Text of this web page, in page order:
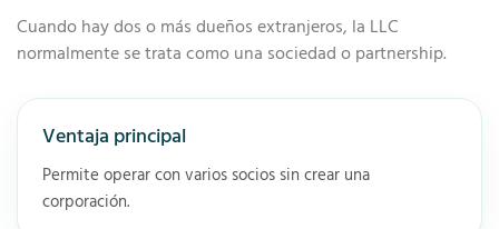
Cuando hay dos o más dueños extranjeros, la LLC
normalmente se trata como una sociedad o partnership.
Ventaja principal
Permite operar con varios socios sin crear una
corporación.